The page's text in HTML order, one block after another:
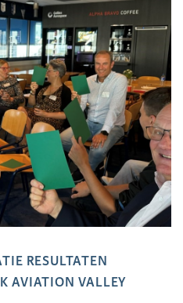
RESULTATEN
AVIATION VALLEY